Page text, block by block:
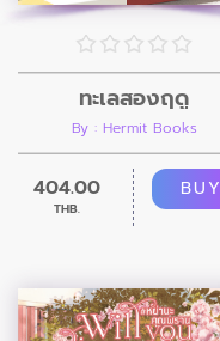
ทะเลสองฤดู
By : Hermit Books
404.00
THB.
BUY